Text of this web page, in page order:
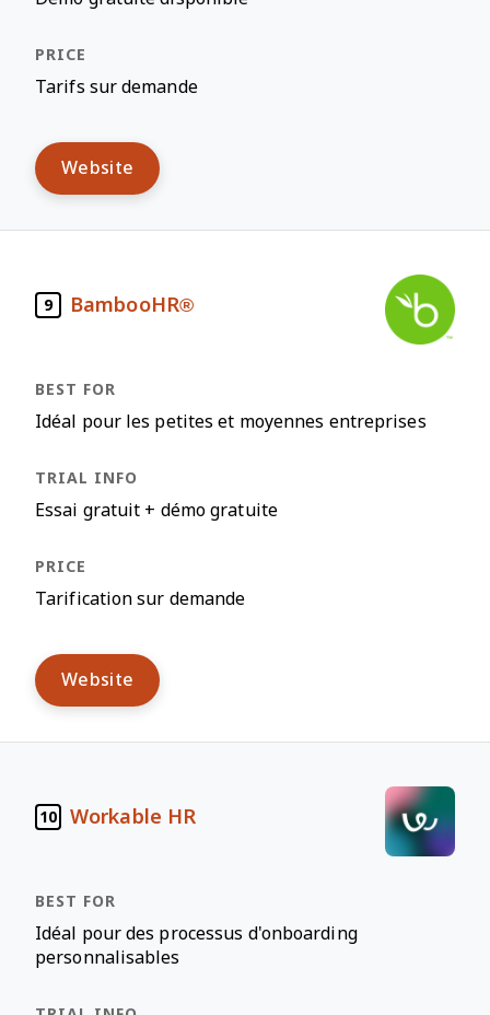
Tarifs sur demande
Website
9 BambooHR®
Idéal pour les petites et moyennes entreprises
Essai gratuit + démo gratuite
Tarification sur demande
Website
10 Workable HR
Idéal pour des processus d'onboarding
personnalisables